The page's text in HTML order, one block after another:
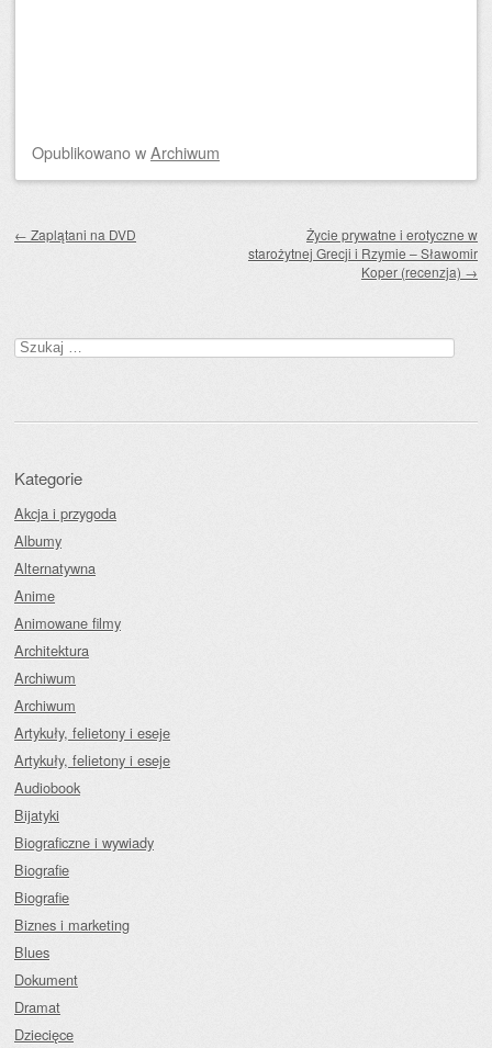
OpublikowanowArchiwum
← Zaplątani na DVD
Życie prywatne i erotyczne w
starożytnej Grecji i Rzymie – Sławomir
Koper (recenzja) →
Szukaj:
Kategorie
Akcja i przygoda
Albumy
Alternatywna
Anime
Animowane filmy
Architektura
Archiwum
Archiwum
Artykuły, felietony i eseje
Artykuły, felietony i eseje
Audiobook
Bijatyki
Biograficzne i wywiady
Biografie
Biografie
Biznes i marketing
Blues
Dokument
Dramat
Dziecięce